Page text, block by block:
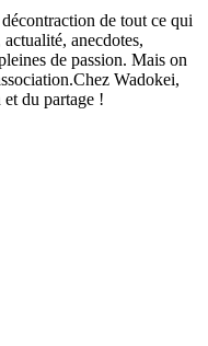
de tout ce qui
anecdotes,
de passion. Mais on
Wadokei,
et du partage !